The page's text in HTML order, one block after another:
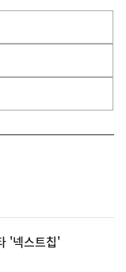
'넥스트칩'